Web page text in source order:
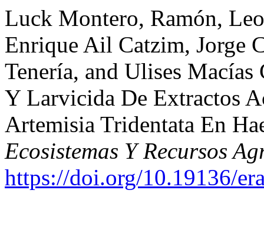
Luck Montero, Ramón,
Enrique Ail Catzim, Jorge
Tenería, and Ulises
Y Larvicida De Extractos
Artemisia Tridentata En
Ecosistemas Y Recursos
https://doi.org/10.19136/